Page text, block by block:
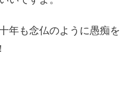
年も念仏のように愚痴を